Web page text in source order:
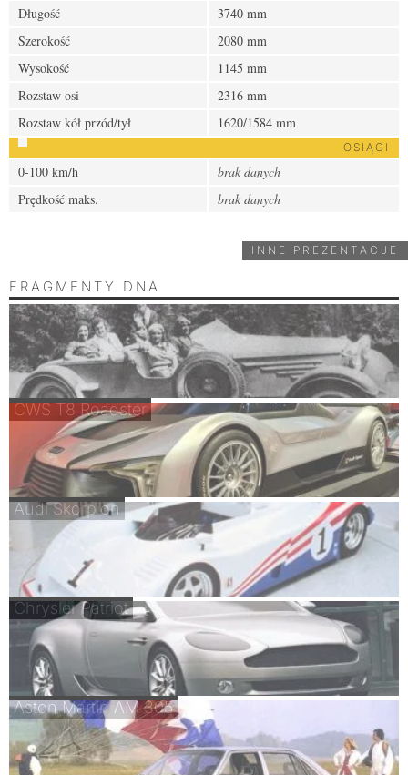
Długość
3740 mm
Szerokość
2080 mm
Wysokość
1145 mm
Rozstaw osi
2316 mm
Rozstaw kół przód/tył
1620/1584 mm
OSIĄGI
0-100 km/h
brak danych
Prędkość maks.
brak danych
INNE PREZENTACJE
FRAGMENTY DNA
CWS T8 Roadster
Audi Skorpion
Chrysler Patriot
Aston Martin AM 305